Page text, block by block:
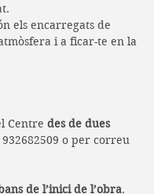
els encarregats de
i a ficar-te en la
Centre des de dues
o per correu
de l’inici de l’obra.